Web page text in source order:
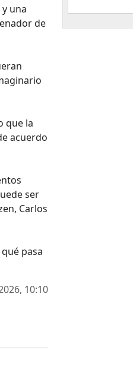
una
de
que la
acuerdo
ser
Carlos
pasa
10:10